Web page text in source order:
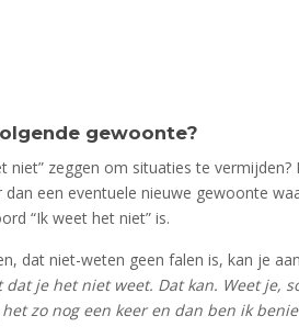
gewoonte?
niet” zeggen om situaties te vermijden?
een eventuele nieuwe gewoonte
“Ik weet het niet” is.
dat niet-weten geen falen is, kan je
dat je het niet weet. Dat kan. Weet je,
zo nog een keer en dan ben ik